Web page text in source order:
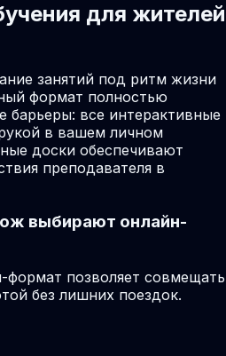
для жителей
занятий под ритм жизни
формат полностью
барьеры: все интерактивные
в вашем личном
доски обеспечивают
преподавателя в
выбирают онлайн-
позволяет совмещать
без лишних поездок.